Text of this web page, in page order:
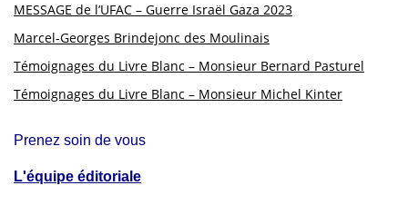
MESSAGE de l’UFAC – Guerre Israël Gaza 2023
Marcel-Georges Brindejonc des Moulinais
Témoignages du Livre Blanc – Monsieur Bernard Pasturel
Témoignages du Livre Blanc – Monsieur Michel Kinter
Prenez soin de vous
L'équipe éditoriale